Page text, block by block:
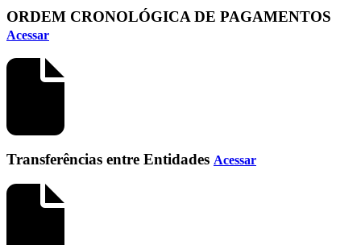
ORDEM CRONOLÓGICA DE PAGAMENTOS
Acessar
Transferências entre Entidades Acessar